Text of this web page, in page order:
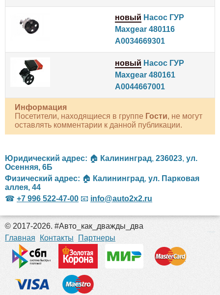
новый Насос ГУР
Maxgear 480116
A0034669301
новый Насос ГУР
Maxgear 480161
A0044667001
Информация
Посетители, находящиеся в группе Гости, не могут
оставлять комментарии к данной публикации.
Юридический адрес: 🏠 Калининград, 236023, ул.
Осенняя, 6Б
Физический адрес: 🏠 Калининград, ул. Парковая
аллея, 44
☎ +7 996 522-47-00 📧 info@auto2x2.ru
© 2017-2026. #Авто_как_дважды_два
Главная
Контакты Партнеры